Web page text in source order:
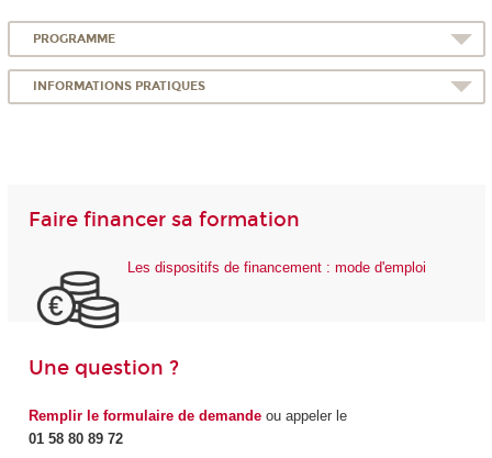
PROGRAMME
INFORMATIONS PRATIQUES
Faire financer sa formation
Les dispositifs de financement : mode d'emploi
Une question ?
Remplir le formulaire de demandeou appeler le
01 58 80 89 72